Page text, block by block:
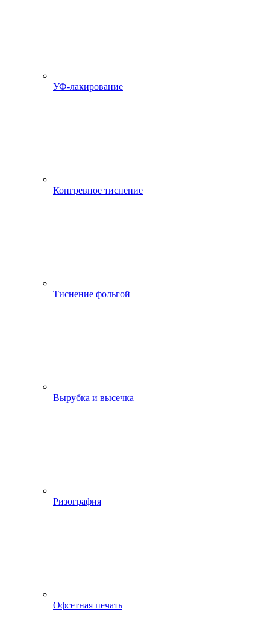
УФ-лакирование
Конгревное тиснение
Тиснение фольгой
Вырубка и высечка
Ризография
Офсетная печать